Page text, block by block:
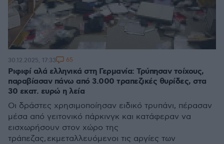
Ριφιφί αλά ελληνικά στη Γερμανία: Τρύπησαν τοίχους,
παραβίασαν πάνω από 3.000 τραπεζικές θυρίδες, στα
30 εκατ. ευρώ η λεία
Οι δράστες χρησιμοποίησαν ειδικό τρυπάνι, πέρασαν
μέσα από γειτονικό πάρκινγκ και κατάφεραν να
εισχωρήσουν στον χώρο της
τράπεζας, εκμεταλλευόμενοι τις αργίες των
30.12.2025, 17:33 65